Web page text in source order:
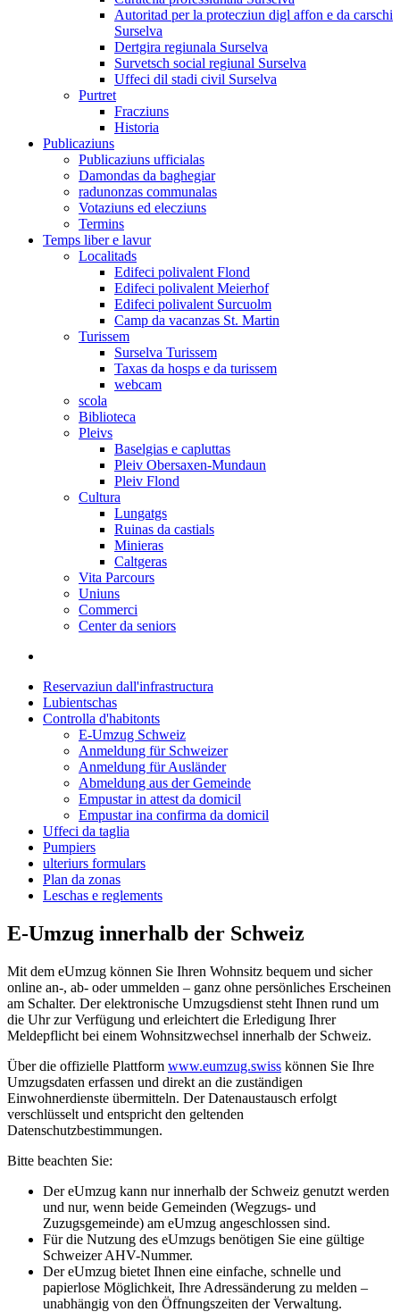
Autoritad per la protecziun digl affon e da carschi
Surselva
Dertgira regiunala Surselva
Survetsch social regiunal Surselva
Uffeci dil stadi civil Surselva
Purtret
Fracziuns
Historia
Publicaziuns
Publicaziuns ufficialas
Damondas da baghegiar
radunonzas communalas
Votaziuns ed elecziuns
Termins
Temps liber e lavur
Localitads
Edifeci polivalent Flond
Edifeci polivalent Meierhof
Edifeci polivalent Surcuolm
Camp da vacanzas St. Martin
Turissem
Surselva Turissem
Taxas da hosps e da turissem
webcam
scola
Biblioteca
Pleivs
Baselgias e capluttas
Pleiv Obersaxen-Mundaun
Pleiv Flond
Cultura
Lungatgs
Ruinas da castials
Minieras
Caltgeras
Vita Parcours
Uniuns
Commerci
Center da seniors
Reservaziun dall'infrastructura
Lubientschas
Controlla d'habitonts
E-Umzug Schweiz
Anmeldung für Schweizer
Anmeldung für Ausländer
Abmeldung aus der Gemeinde
Empustar in attest da domicil
Empustar ina confirma da domicil
Uffeci da taglia
Pumpiers
ulteriurs formulars
Plan da zonas
Leschas e reglements
E-Umzug innerhalb der Schweiz
Mit dem eUmzug können Sie Ihren Wohnsitz bequem und sicher
online an-, ab- oder ummelden – ganz ohne persönliches Erscheinen
am Schalter. Der elektronische Umzugsdienst steht Ihnen rund um
die Uhr zur Verfügung und erleichtert die Erledigung Ihrer
Meldepflicht bei einem Wohnsitzwechsel innerhalb der Schweiz.
Über die offizielle Plattform www.eumzug.swiss können Sie Ihre
Umzugsdaten erfassen und direkt an die zuständigen
Einwohnerdienste übermitteln. Der Datenaustausch erfolgt
verschlüsselt und entspricht den geltenden
Datenschutzbestimmungen.
Bitte beachten Sie:
Der eUmzug kann nur innerhalb der Schweiz genutzt werden
und nur, wenn beide Gemeinden (Wegzugs- und
Zuzugsgemeinde) am eUmzug angeschlossen sind.
Für die Nutzung des eUmzugs benötigen Sie eine gültige
Schweizer AHV-Nummer.
Der eUmzug bietet Ihnen eine einfache, schnelle und
papierlose Möglichkeit, Ihre Adressänderung zu melden –
unabhängig von den Öffnungszeiten der Verwaltung.